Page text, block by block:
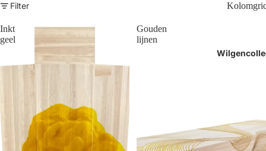
Filter
Inkt
geel
Gouden
lijnen